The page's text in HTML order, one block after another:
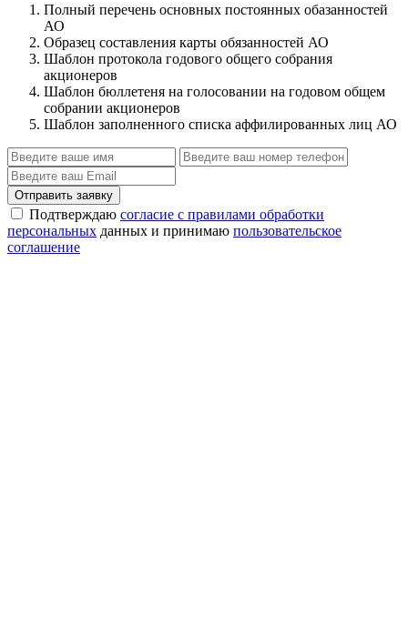
Полный перечень основных постоянных обазанностей
АО
Образец составления карты обязанностей АО
Шаблон протокола годового общего собрания
акционеров
Шаблон бюллетеня на голосовании на годовом общем
собрании акционеров
Шаблон заполненного списка аффилированных лиц АО
Отправить заявку
Подтверждаю согласие с правилами обработки
персональных данных и принимаю пользовательское
соглашение